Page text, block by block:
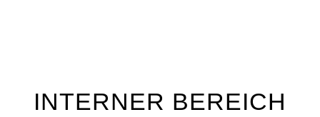
INTERNER BEREICH